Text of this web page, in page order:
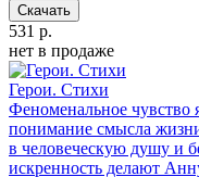
Скачать
531 р.
нет в продаже
Герои. Стихи
Феноменальное чувство
понимание смысла
в человеческую душу и
искренность делают